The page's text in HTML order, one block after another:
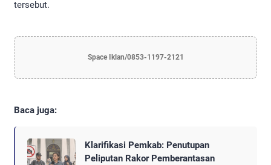
tersebut.
Space Iklan/0853-1197-2121
Baca juga:
Klarifikasi Pemkab: Penutupan
Peliputan Rakor Pemberantasan